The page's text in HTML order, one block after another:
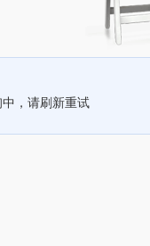
，请刷新重试